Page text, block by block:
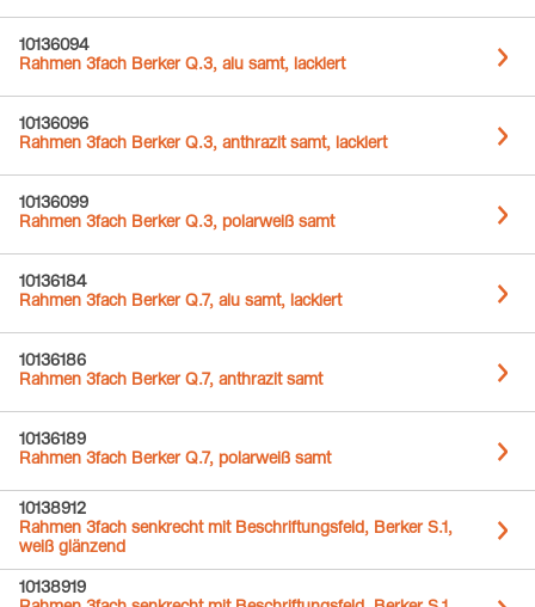
10136094
Rahmen 3fach Berker Q.3, alu samt, lackiert
10136096
Rahmen 3fach Berker Q.3, anthrazit samt, lackiert
10136099
Rahmen 3fach Berker Q.3, polarweiß samt
10136184
Rahmen 3fach Berker Q.7, alu samt, lackiert
10136186
Rahmen 3fach Berker Q.7, anthrazit samt
10136189
Rahmen 3fach Berker Q.7, polarweiß samt
10138912
Rahmen 3fach senkrecht mit Beschriftungsfeld, Berker S.1,
weiß glänzend
10138919